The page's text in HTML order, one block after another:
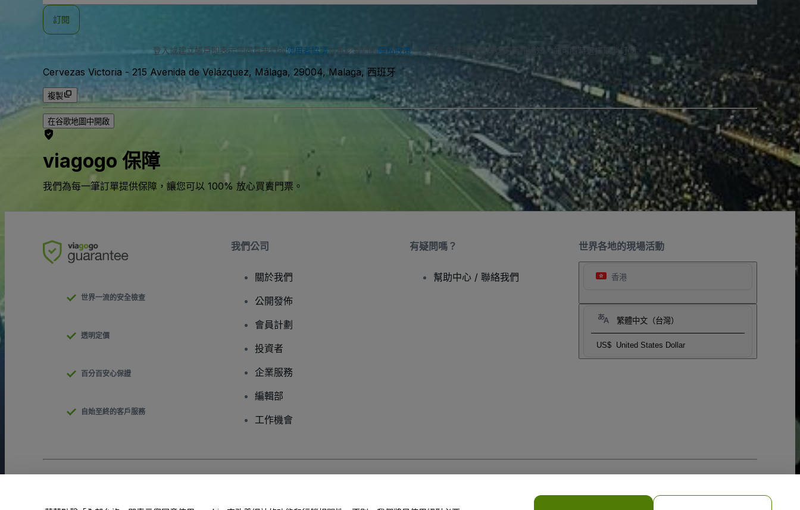
地
訂閱
登入或建立帳戶即表示您同意我們的使用者協議並承認我們的 隱私政策。您可能會收到我們傳送的簡訊通知，並可隨時選擇取消訂閱。
Cervezas Victoria - 215 Avenida de Velázquez, Málaga, 29004, Malaga, 西班牙
複製
在谷歌地圖中開啟
viagogo 保障
我們為每一筆訂單提供保障，讓您可以 100% 放心買賣門票。
世界各地的現場活動
香港
繁體中文（台灣）
US$ United States Dollar
世界一流的安全檢查
透明定價
百分百安心保證
自始至終的客戶服務
我們公司
關於我們
公開發佈
會員計劃
投資者
企業服務
編輯部
工作機會
有疑問嗎？
幫助中心 / 聯絡我們